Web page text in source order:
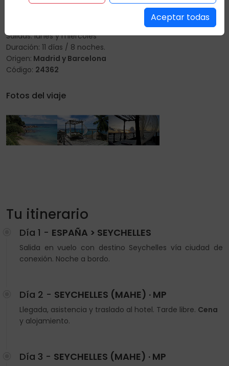
Ciudades: Seychelles (Mahe) > Isla Mauricio
Salidas: lunes y miércoles
Duración: 11 días / 8 noches.
Origen: Madrid y Barcelona
Código: 24362
Fotos del viaje
Tu itinerario
Día 1 - ESPAÑA > SEYCHELLES
Salida en vuelo con destino Seychelles vía ciudad de
conexión. Noche a bordo.
Día 2 - SEYCHELLES (MAHE) · MP
Llegada, asistencia y traslado al hotel. Tarde libre. Cena
y alojamiento.
Día 3 - SEYCHELLES (MAHE) · MP
Aceptar todas